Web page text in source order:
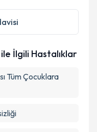
İlgili Hastalıklar
Tüm Çocuklara